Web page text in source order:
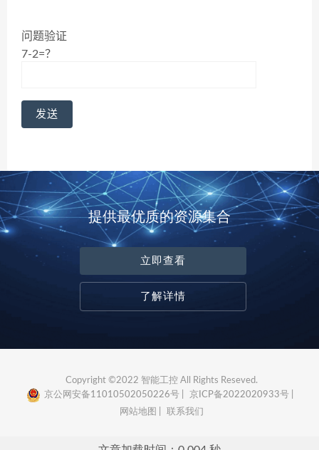
问题验证
7-2=？
提供最优质的资源集合
立即查看
了解详情
Copyright ©2022 智能工控 All Rights Reseved.
京公网安备11010502050226号 |
京ICP备2022020933号 |
网站地图 |
联系我们